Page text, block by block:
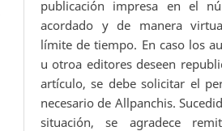
publicación impresa en el
acordado y de manera
límite de tiempo. En caso los
u otroa editores deseen
artículo, se debe solicitar el
necesario de Allpanchis.
situación, se agradece